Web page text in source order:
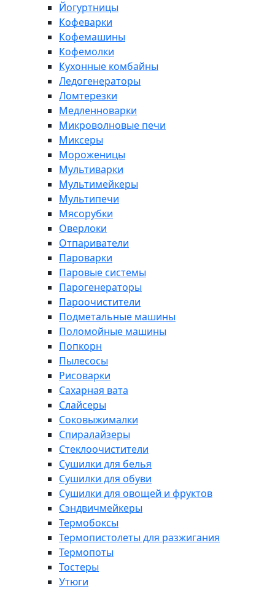
Йогуртницы
Кофеварки
Кофемашины
Кофемолки
Кухонные комбайны
Ледогенераторы
Ломтерезки
Медленноварки
Микроволновые печи
Миксеры
Мороженицы
Мультиварки
Мультимейкеры
Мультипечи
Мясорубки
Оверлоки
Отпариватели
Пароварки
Паровые системы
Парогенераторы
Пароочистители
Подметальные машины
Поломойные машины
Попкорн
Пылесосы
Рисоварки
Сахарная вата
Слайсеры
Соковыжималки
Спиралайзеры
Стеклоочистители
Сушилки для белья
Сушилки для обуви
Сушилки для овощей и фруктов
Сэндвичмейкеры
Термобоксы
Термопистолеты для разжигания
Термопоты
Тостеры
Утюги